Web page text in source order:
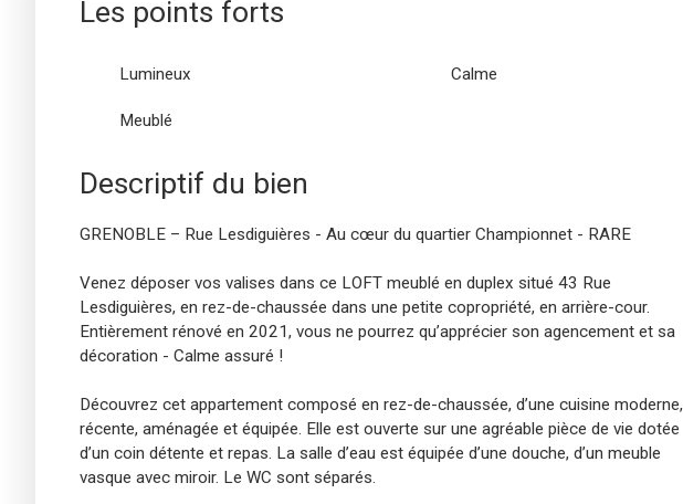
Les points forts
Lumineux Calme
Meublé
Descriptif du bien
GRENOBLE – Rue Lesdiguières - Au cœur du quartier Championnet - RARE
Venez déposer vos valises dans ce LOFT meublé en duplex situé 43 Rue
Lesdiguières, en rez-de-chaussée dans une petite copropriété, en arrière-cour.
Entièrement rénové en 2021, vous ne pourrez qu’apprécier son agencement et sa
décoration - Calme assuré !
Découvrez cet appartement composé en rez-de-chaussée, d’une cuisine moderne,
récente, aménagée et équipée. Elle est ouverte sur une agréable pièce de vie dotée
d’un coin détente et repas. La salle d’eau est équipée d’une douche, d’un meuble
vasque avec miroir. Le WC sont séparés.